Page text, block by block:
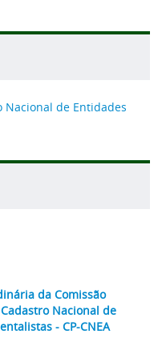
Nacional de Entidades
da Comissão
Nacional de
- CP-CNEA